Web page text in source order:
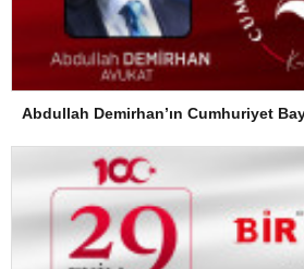
Abdullah Demirhan’ın Cumhuriyet